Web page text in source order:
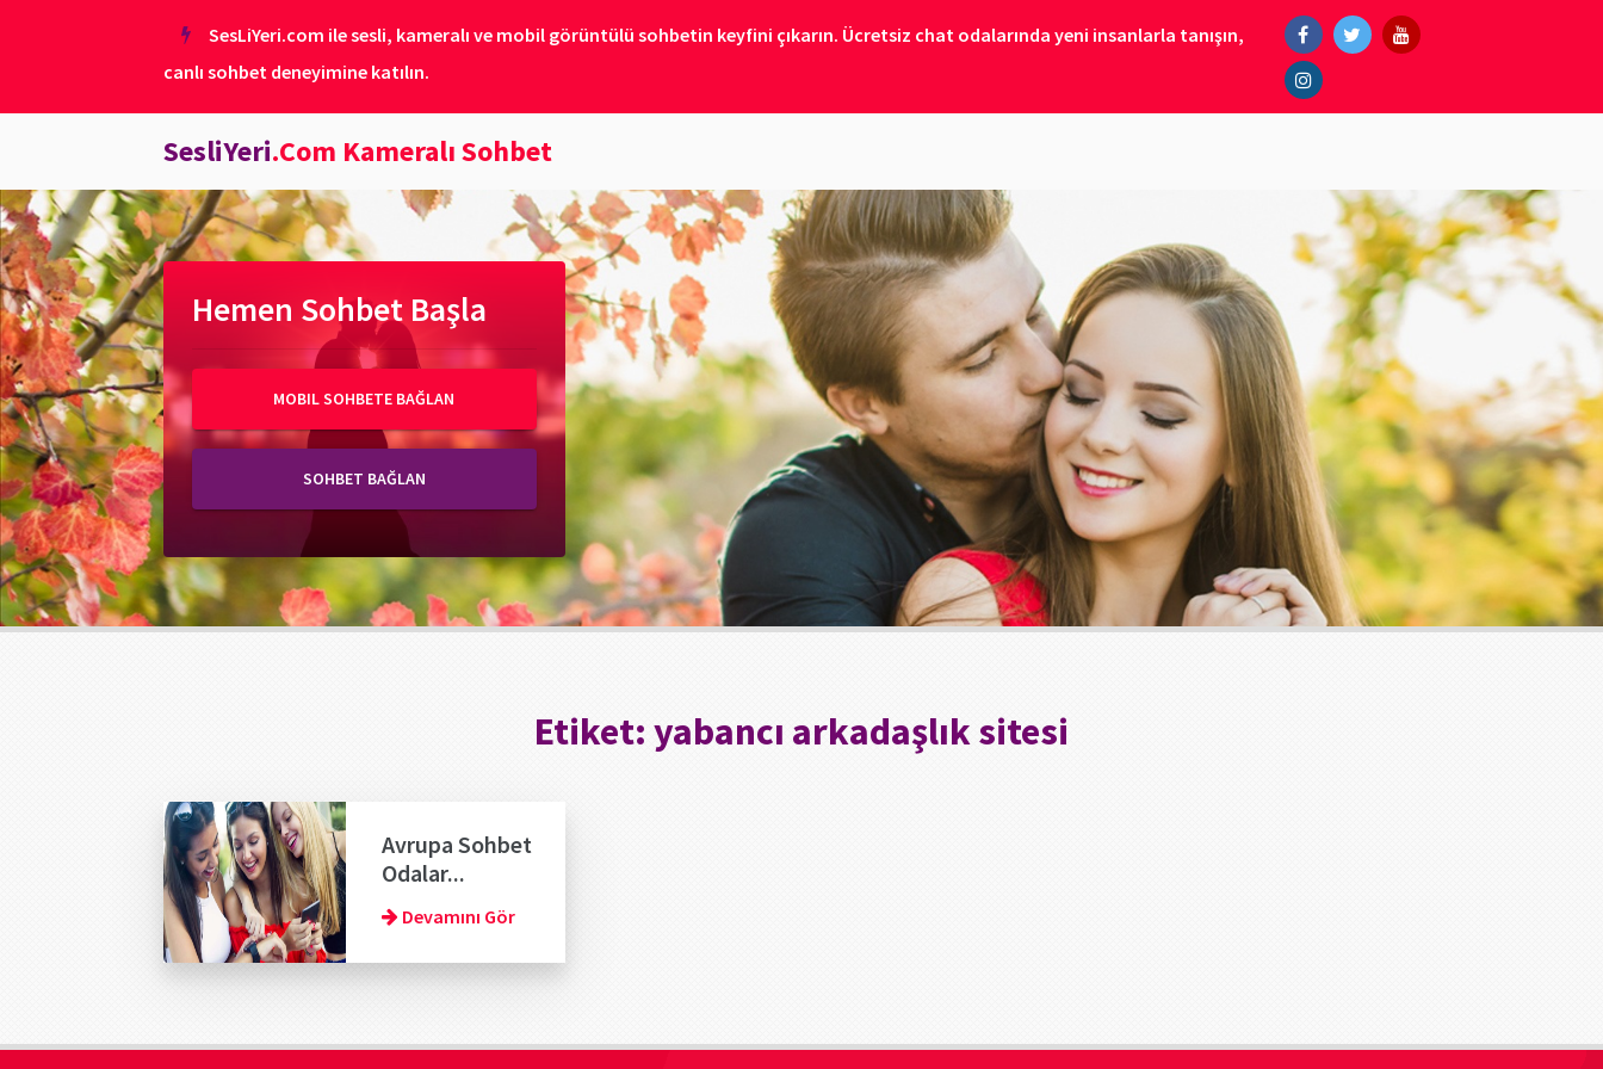
SesLiYeri.com ile sesli, kameralı ve mobil görüntülü sohbetin keyfini çıkarın. Ücretsiz chat odalarında yeni insanlarla tanışın,
canlı sohbet deneyimine katılın.
SesliYeri.Com Kameralı Sohbet
Hemen Sohbet Başla
MOBIL SOHBETE BAĞLAN
SOHBET BAĞLAN
Etiket: yabancı arkadaşlık sitesi
Avrupa Sohbet
Odalar...
Devamını Gör